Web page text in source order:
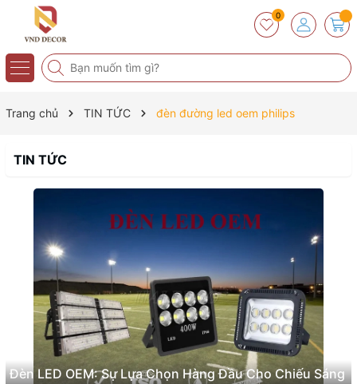
0
Trang chủ TIN TỨC đèn đường led oem philips
TIN TỨC
Đèn LED OEM: Sự Lựa Chọn Hàng Đầu Cho Chiếu Sáng